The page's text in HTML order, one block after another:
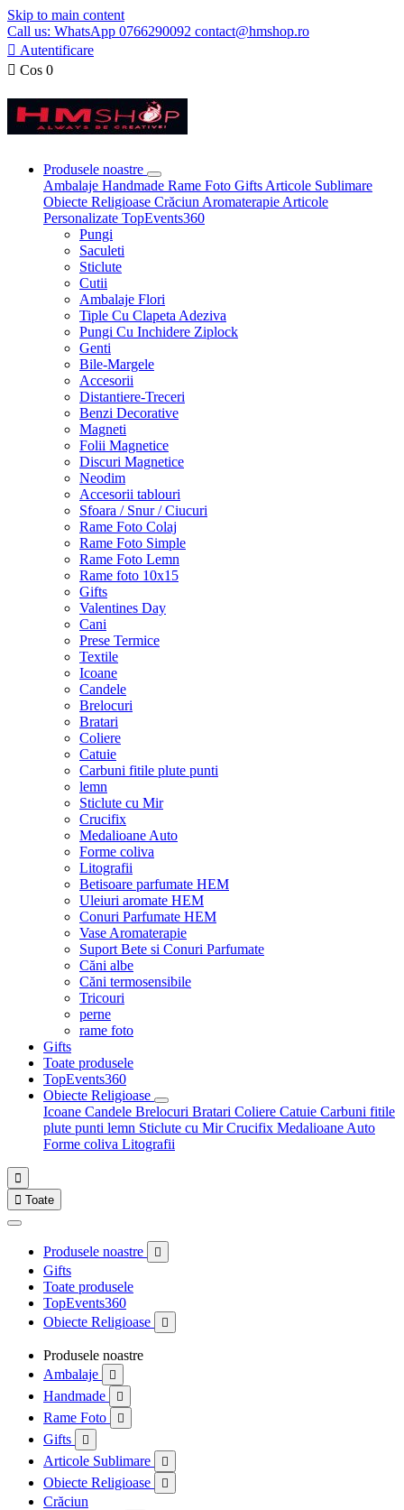
Skip to main content
Call us: WhatsApp 0766290092 contact@hmshop.ro
 Autentificare
 Cos 0
Produsele noastre
Ambalaje Handmade Rame Foto Gifts Articole Sublimare
Obiecte Religioase Crăciun Aromaterapie Articole
Personalizate TopEvents360
Pungi
Saculeti
Sticlute
Cutii
Ambalaje Flori
Tiple Cu Clapeta Adeziva
Pungi Cu Inchidere Ziplock
Genti
Bile-Margele
Accesorii
Distantiere-Treceri
Benzi Decorative
Magneti
Folii Magnetice
Discuri Magnetice
Neodim
Accesorii tablouri
Sfoara / Snur / Ciucuri
Rame Foto Colaj
Rame Foto Simple
Rame Foto Lemn
Rame foto 10x15
Gifts
Valentines Day
Cani
Prese Termice
Textile
Icoane
Candele
Brelocuri
Bratari
Coliere
Catuie
Carbuni fitile plute punti
lemn
Sticlute cu Mir
Crucifix
Medalioane Auto
Forme coliva
Litografii
Betisoare parfumate HEM
Uleiuri aromate HEM
Conuri Parfumate HEM
Vase Aromaterapie
Suport Bete si Conuri Parfumate
Căni albe
Căni termosensibile
Tricouri
perne
rame foto
Gifts
Toate produsele
TopEvents360
Obiecte Religioase
Icoane Candele Brelocuri Bratari Coliere Catuie Carbuni fitile
plute punti lemn Sticlute cu MirCrucifix Medalioane Auto
Forme coliva Litografii

 Toate
Produsele noastre 
Gifts
Toate produsele
TopEvents360
Obiecte Religioase

Produsele noastre
Ambalaje

Handmade 
Rame Foto 
Gifts 
Articole Sublimare 
Obiecte Religioase 
Crăciun